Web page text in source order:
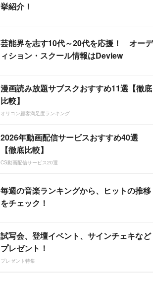
挙紹介！
芸能界を志す10代～20代を応援！ オーデ
ィション・スクール情報はDeview
漫画読み放題サブスクおすすめ11選【徹底
比較】
オリコン顧客満足度ランキング
2026年動画配信サービスおすすめ40選
【徹底比較】
CS動画配信サービス20選
毎週の音楽ランキングから、ヒットの推移
をチェック！
試写会、登壇イベント、サインチェキなど
プレゼント！
プレゼント特集